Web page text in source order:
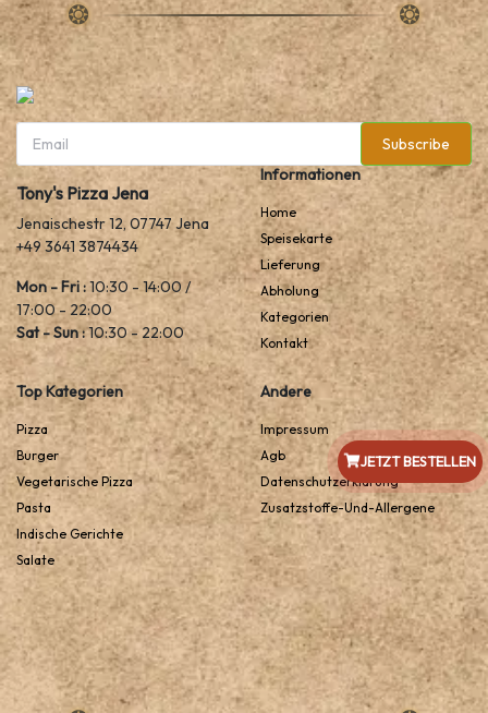
Subscribe
Tony's Pizza Jena
Jenaischestr 12, 07747 Jena
+49 3641 3874434
Mon - Fri :10:30 - 14:00 /
17:00 - 22:00
Sat - Sun :10:30 - 22:00
Informationen
Home
Speisekarte
Lieferung
Abholung
Kategorien
Kontakt
Top Kategorien
Pizza
Burger
Vegetarische Pizza
Pasta
Indische Gerichte
Salate
Andere
Impressum
Agb
Datenschutzerklarung
Zusatzstoffe-Und-Allergene
JETZT BESTELLEN